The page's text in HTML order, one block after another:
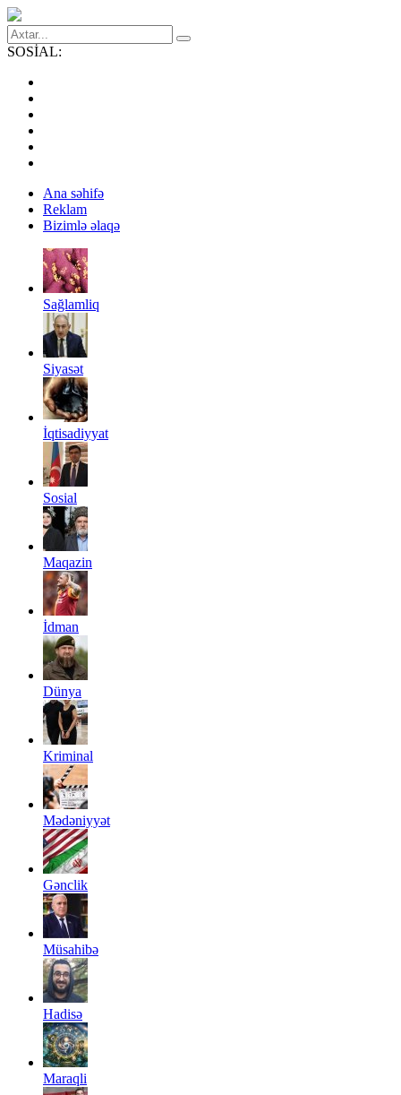
SOSİAL:
Ana səhifə
Reklam
Bizimlə əlaqə
Sağlamliq
Siyasət
İqtisadiyyat
Sosial
Maqazin
İdman
Dünya
Kriminal
Mədəniyyət
Gənclik
Müsahibə
Hadisə
Maraqli